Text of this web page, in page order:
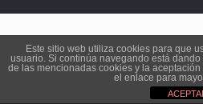
Este sitio web utiliza cookies para que
usuario. Si continúa navegando está
de las mencionadas cookies y la aceptación
el enlace para